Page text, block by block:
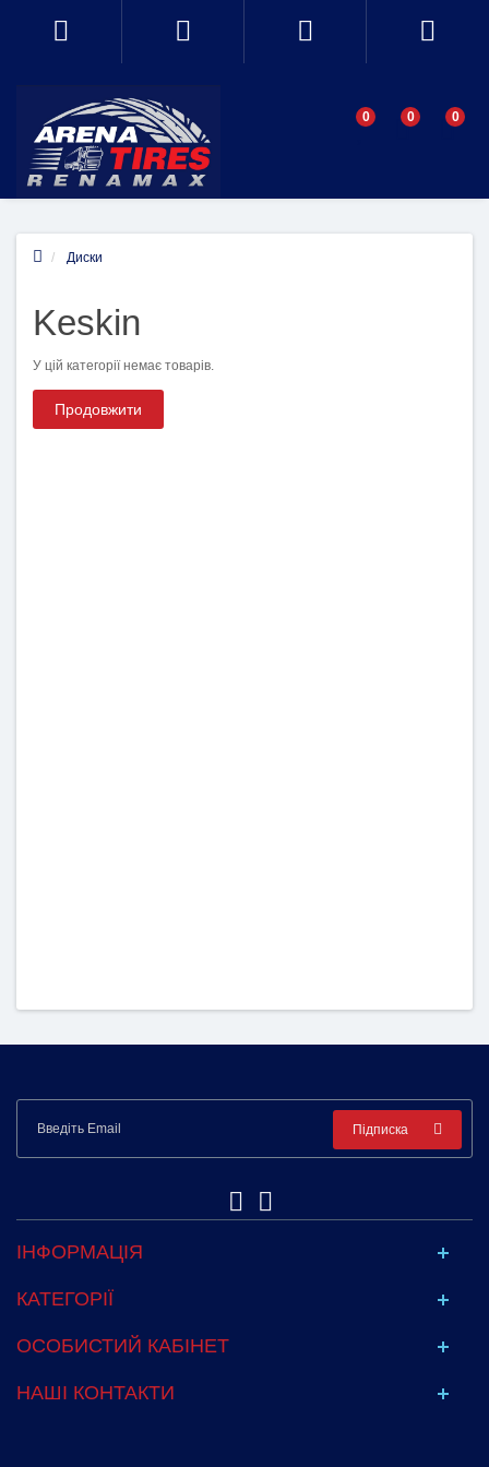
0 0 0
Диски
Keskin
У цій категорії немає товарів.
Продовжити
Підписка
ІНФОРМАЦІЯ
КАТЕГОРІЇ
ОСОБИСТИЙ КАБІНЕТ
НАШІ КОНТАКТИ